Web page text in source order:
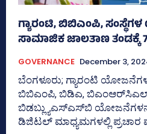
ಗ್ಯಾರಂಟಿ, ಬಿಬಿಎಂಪಿ,
ಸಾಮಾಜಿಕ ಜಾಲತಾಣ ತಂಡಕ್ಕೆ
GOVERNANCE December 3,
ಬೆಂಗಳೂರು; ಗ್ಯಾರಂಟಿ
ಬಿಬಿಎಂಪಿ, ಬಿಡಿಎ,
ಬಿಡಬ್ಲ್ಯುಎಸ್‌ಎಸ್‌ಬಿ
ಡಿಜಿಟಲ್‌ ಮಾಧ್ಯಮಗಳಲ್ಲಿ ಪ್ರಚಾರ